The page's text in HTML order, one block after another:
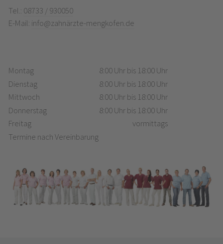
Tel.: 08733 / 930050
E-Mail: info@zahnärzte-mengkofen.de
Montag
8:00 Uhr bis 18:00 Uhr
Dienstag
8:00 Uhr bis 18:00 Uhr
Mittwoch
8:00 Uhr bis 18:00 Uhr
Donnerstag
8:00 Uhr bis 18:00 Uhr
Freitag
vormittags
Termine nach Vereinbarung